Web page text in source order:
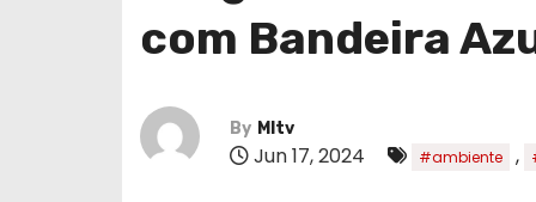
com Bandeira
By MItv
Jun 17, 2024 #ambiente ,